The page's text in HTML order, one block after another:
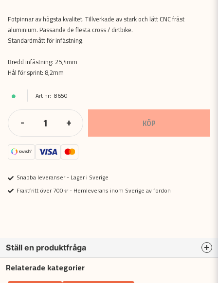
Fotpinnar av högsta kvalitet. Tillverkade av stark och lätt CNC fräst
aluminium. Passande de flesta cross / dirtbike.
Standardmått för infästning.
Bredd infästning: 25,4mm
Hål för sprint: 8,2mm
8650
- + KÖP
Snabba leveranser - Lager i Sverige
Fraktfritt över 700kr - Hemleverans inom Sverige av fordon
Ställ en produktfråga
question
Fråga oss något om denna produkten...
Relaterade kategorier